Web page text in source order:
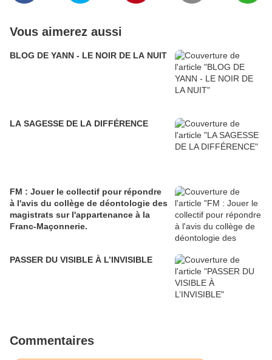
Vous aimerez aussi
BLOG DE YANN - LE NOIR DE LA NUIT
LA SAGESSE DE LA DIFFÉRENCE
FM : Jouer le collectif pour répondre
à l'avis du collège de déontologie des
magistrats sur l'appartenance à la
Franc-Maçonnerie.
PASSER DU VISIBLE À L’INVISIBLE
Commentaires